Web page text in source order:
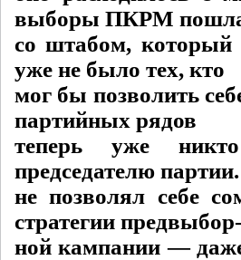
выборы ПКРМ
со штабом, который
уже не было тех, кто
мог бы позволить
партийных рядов
теперь уже
председателю
не позволял себе
стратегии предвыбор-
ной кампании — даже